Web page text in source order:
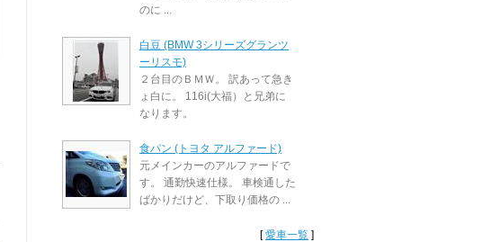
のに ...
白豆 (BMW 3シリーズグランツ
ーリスモ)
２台目のＢＭＷ。 訳あって急き
ょ白に。 116i(大福）と兄弟に
なります。
食パン (トヨタ アルファード)
元メインカーのアルファードで
す。 通勤快速仕様。 車検通した
ばかりだけど、下取り価格の ...
[愛車一覧 ]